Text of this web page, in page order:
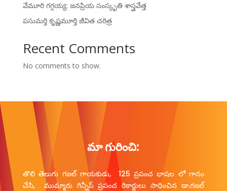
వేమూరి గగ్గయ్య: జనప్రియ సంస్కృతి శాస్త్రవేత్త
పసుమర్తి కృష్ణమూర్తి జీవిత చరిత్ర
Recent Comments
No comments to show.
మా గురించి:
తొలి తెలుగు గజల్ గాయకుడు, 125 ప్రపంచ భాషల లో గానం
చేసి, ముమ్మారు గిన్నీస్ ప్రపంచ రికార్డులు సాధించిన డా.గజల్